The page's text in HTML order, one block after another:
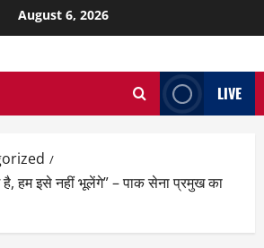
August 6, 2026
LIVE
है, हम इसे नहीं भूलेंगे” – पाक सेना प्रमुख का